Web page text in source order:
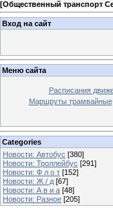
[Общественный транспорт
Вход на сайт
Меню сайта
Расписания
Маршруты трамвайные
Categories
Новости: Автобус [380]
Новости: Троллейбус [291]
Новости: Ф л о т [152]
Новости: Ж / д [67]
Новости: А в и а [48]
Новости: Разное [205]